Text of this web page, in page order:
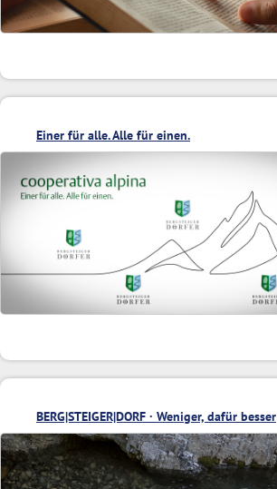
Einer für alle. Alle für einen.
BERG|STEIGER|DORF · Weniger, dafür besser